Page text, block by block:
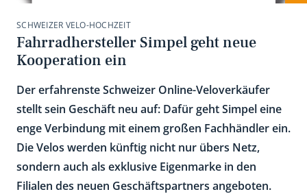
SCHWEIZER VELO-HOCHZEIT
Fahrradhersteller Simpel geht neue
Kooperation ein
Der erfahrenste Schweizer Online-Veloverkäufer
stellt sein Geschäft neu auf: Dafür geht Simpel eine
enge Verbindung mit einem großen Fachhändler ein.
Die Velos werden künftig nicht nur übers Netz,
sondern auch als exklusive Eigenmarke in den
Filialen des neuen Geschäftspartners angeboten.